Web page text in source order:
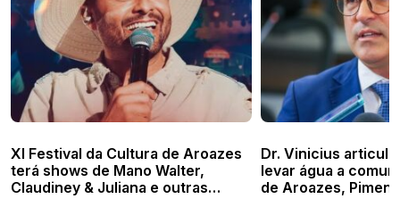
XI Festival da Cultura de Aroazes
terá shows de Mano Walter,
Claudiney & Juliana e outras
Dr. Vinicius
levar água a
de Aroazes,